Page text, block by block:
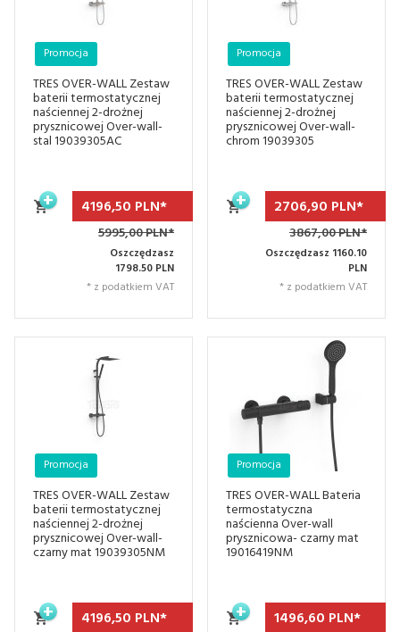
TRES OVER-WALL Zestaw
baterii termostatycznej
naściennej 2-drożnej
prysznicowej Over-wall-
stal 19039305AC
Promocja
4196,50 PLN*
5995,00 PLN*
Oszczędzasz
1798.50 PLN
* z podatkiem VAT
TRES OVER-WALL Zestaw
baterii termostatycznej
naściennej 2-drożnej
prysznicowej Over-wall-
chrom 19039305
Promocja
2706,90 PLN*
3867,00 PLN*
Oszczędzasz 1160.10
PLN
* z podatkiem VAT
TRES OVER-WALL Zestaw
baterii termostatycznej
naściennej 2-drożnej
prysznicowej Over-wall-
czarny mat 19039305NM
Promocja
4196,50 PLN*
TRES OVER-WALL Bateria
termostatyczna
naścienna Over-wall
prysznicowa- czarny mat
19016419NM
Promocja
1496,60 PLN*